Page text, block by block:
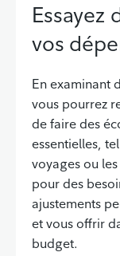
Essayez
vos
En examinant
vous pourrez
de faire des
essentielles,
voyages ou
pour des
ajustements
et vous offrir
budget.